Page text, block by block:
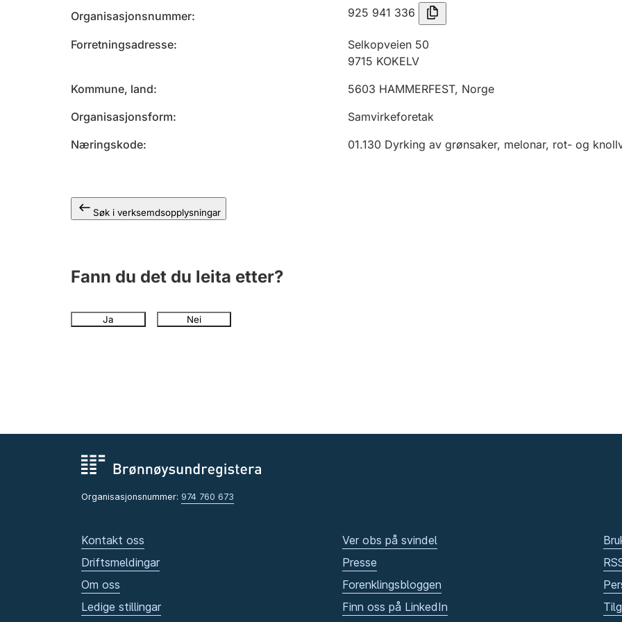
Organisasjonsnummer 925 941 336
Forretningsadresse
Selkopveien 50
9715 KOKELV
Kommune, land
5603 HAMMERFEST, Norge
Organisasjonsform
Samvirkeforetak
Næringskode
01.130 Dyrking av grønsaker, melonar, rot- og
Søk i verksemdsopplysningar
Fann du det du leita etter?
Ja Nei
Organisasjonsnummer: 974 760 673
Kontakt oss
Driftsmeldingar
Om oss
Ledige stillingar
Ver obs på svindel
Presse
Forenklingsbloggen
Finn oss på LinkedIn